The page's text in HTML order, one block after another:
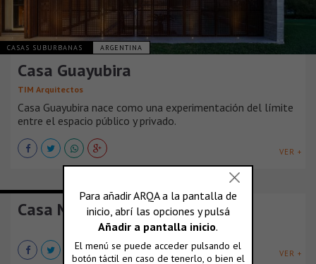
CASAS SUBURBANAS ARGENTINA
Casa Guayubira
TIM Arquitectos
Casa Guayubira nace como una experimentación del límite
entre el espacio público y privado.
VER +
Casa Moctezuma
VER +